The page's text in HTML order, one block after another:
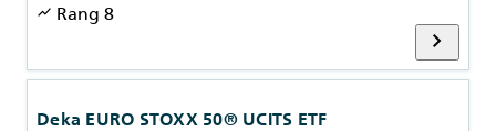
show_chart Rang 8
chevron_right
Deka EURO STOXX 50® UCITS ETF